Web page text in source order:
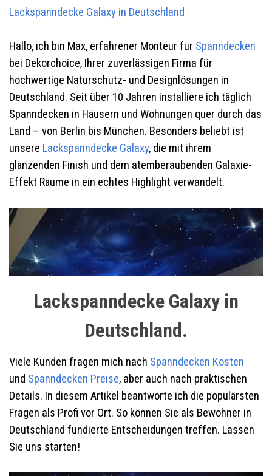
Lackspanndecke Galaxy in Deutschland
Hallo, ich bin Max, erfahrener Monteur für Spanndecken
bei Dekorchoice, Ihrer zuverlässigen Firma für
hochwertige Naturschutz- und Designlösungen in
Deutschland. Seit über 10 Jahren installiere ich täglich
Spanndecken in Häusern und Wohnungen quer durch das
Land – von Berlin bis München. Besonders beliebt ist
unsere Lackspanndecke Galaxy, die mit ihrem
glänzenden Finish und dem atemberaubenden Galaxie-
Effekt Räume in ein echtes Highlight verwandelt.
Lackspanndecke Galaxy in
Deutschland.
Viele Kunden fragen mich nach Spanndecken Kosten
und Spanndecken Preise, aber auch nach praktischen
Details. In diesem Artikel beantworte ich die populärsten
Fragen als Profi vor Ort. So können Sie als Bewohner in
Deutschland fundierte Entscheidungen treffen. Lassen
Sie uns starten!